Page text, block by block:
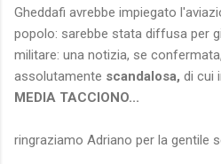
Gheddafi avrebbe impiegato
popolo: sarebbe stata diffusa per
militare: una notizia, se confermata,
assolutamente scandalosa, di cui
MEDIA TACCIONO...
ringraziamo Adriano per la gentile